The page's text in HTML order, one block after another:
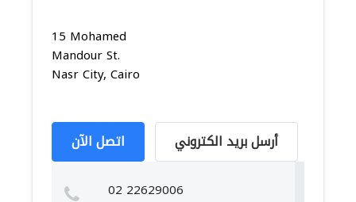
15 Mohamed
Mandour St.
Nasr City, Cairo
اتصل الآن أرسل بريد الكتروني
02 22629006